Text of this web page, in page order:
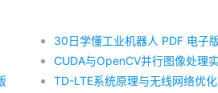
30日学懂工业机器人 PDF 电子
CUDA与OpenCV并行图像处理
TD-LTE系统原理与无线网络优